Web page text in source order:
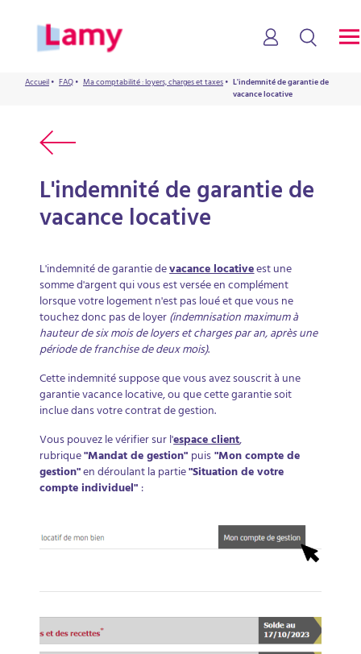
Accueil• FAQ• Ma comptabilité : loyers, charges et taxes• L'indemnité de garantie de
vacance locative
L'indemnité de garantie de
vacance locative
L'indemnité de garantie devacance locativeest une
somme d'argent qui vous est versée en complément
lorsque votre logement n'est pas loué et que vous ne
touchez donc pas de loyer(indemnisation maximum à
hauteur de six mois de loyers et charges par an, après une
période de franchise de deux mois).
Cette indemnité suppose que vous avez souscrit à une
garantie vacance locative, ou que cette garantie soit
inclue dans votre contrat de gestion.
Vous pouvez le vérifier sur l'espace client,
rubrique"Mandat de gestion"puis"Mon compte de
gestion"en déroulant la partie"Situation de votre
compte individuel":